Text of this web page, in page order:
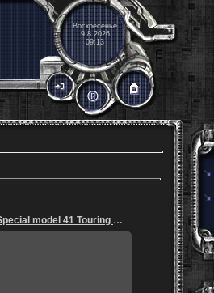
Воскресенье
9.8.2026
09:13
Buick-Special model 41 Touring Sedan 1938 3